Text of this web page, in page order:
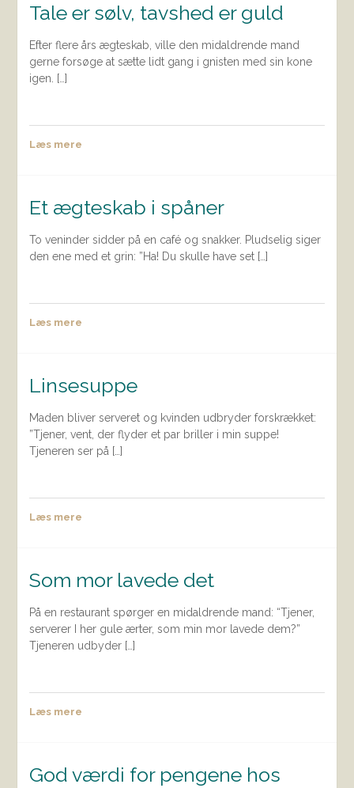
Tale er sølv, tavshed er guld
Efter flere års ægteskab, ville den midaldrende mand
gerne forsøge at sætte lidt gang i gnisten med sin kone
igen. […]
Læs mere
Et ægteskab i spåner
To veninder sidder på en café og snakker. Pludselig siger
den ene med et grin: ”Ha! Du skulle have set […]
Læs mere
Linsesuppe
Maden bliver serveret og kvinden udbryder forskrækket:
”Tjener, vent, der flyder et par briller i min suppe!
Tjeneren ser på […]
Læs mere
Som mor lavede det
På en restaurant spørger en midaldrende mand: “Tjener,
serverer I her gule ærter, som min mor lavede dem?”
Tjeneren udbyder […]
Læs mere
God værdi for pengene hos